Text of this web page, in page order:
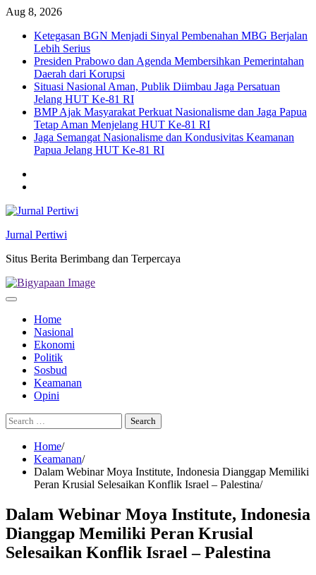
Skip
content
Aug 8, 2026
Ketegasan BGN Menjadi Sinyal Pembenahan MBG Berjalan
Lebih Serius
Presiden Prabowo dan Agenda Membersihkan Pemerintahan
Daerah dari Korupsi
Situasi Nasional Aman, Publik Diimbau Jaga Persatuan
Jelang HUT Ke-81 RI
BMP Ajak Masyarakat Perkuat Nasionalisme dan Jaga Papua
Tetap Aman Menjelang HUT Ke-81 RI
Jaga Semangat Nasionalisme dan Kondusivitas Keamanan
Papua Jelang HUT Ke-81 RI
Jurnal Pertiwi
Situs Berita Berimbang dan Terpercaya
Home
Nasional
Ekonomi
Politik
Sosbud
Keamanan
Opini
Search
for:
Home
Keamanan
Dalam Webinar Moya Institute, Indonesia Dianggap Memiliki
Peran Krusial Selesaikan Konflik Israel – Palestina
Dalam Webinar Moya Institute, Indonesia
Dianggap Memiliki Peran Krusial
Selesaikan Konflik Israel – Palestina